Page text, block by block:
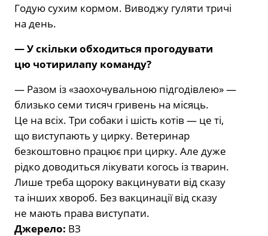
Годую сухим кормом. Виводжу гу­ляти тричі
на день.
— У скільки обходиться прогоду­вати
цю чотирилапу команду?
— Разом із «заохочувальною підго­дівлею» —
близько семи тисяч гривень на місяць.
Це на всіх. Три собаки і шість котів — це ті,
що виступають у цирку. Ве­теринар
безкоштовно працює при цир­ку. Але дуже
рідко доводиться лікува­ти когось із тварин.
Лише треба щороку вакцинувати від сказу
та інших хвороб. Без вакцинації від сказу
не мають пра­ва виступати.
Джерело: ВЗ